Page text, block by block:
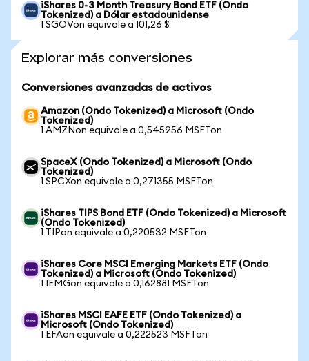
iShares 0-3 Month Treasury Bond ETF (Ondo
Tokenized) a Dólar estadounidense
1 SGOVon equivale a 101,26 $
Explorar más conversiones
Conversiones avanzadas de activos
Amazon (Ondo Tokenized) a Microsoft (Ondo
Tokenized)
1 AMZNon equivale a 0,545956 MSFTon
SpaceX (Ondo Tokenized) a Microsoft (Ondo
Tokenized)
1 SPCXon equivale a 0,271355 MSFTon
iShares TIPS Bond ETF (Ondo Tokenized) a Microsoft
(Ondo Tokenized)
1 TIPon equivale a 0,220532 MSFTon
iShares Core MSCI Emerging Markets ETF (Ondo
Tokenized) a Microsoft (Ondo Tokenized)
1 IEMGon equivale a 0,162881 MSFTon
iShares MSCI EAFE ETF (Ondo Tokenized) a
Microsoft (Ondo Tokenized)
1 EFAon equivale a 0,222523 MSFTon